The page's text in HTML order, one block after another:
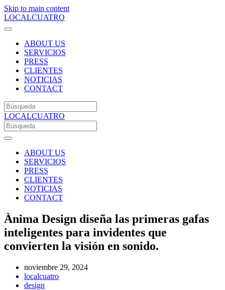
Skip to main content
LOCALCUATRO
ABOUT US
SERVICIOS
PRESS
CLIENTES
NOTICIAS
CONTACT
LOCALCUATRO
ABOUT US
SERVICIOS
PRESS
CLIENTES
NOTICIAS
CONTACT
Ànima Design diseña las primeras gafas
inteligentes para invidentes que
convierten la visión en sonido.
noviembre 29, 2024
localcuatro
design